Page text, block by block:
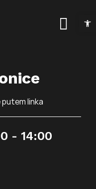
događanja
linka
- 14:00
Open